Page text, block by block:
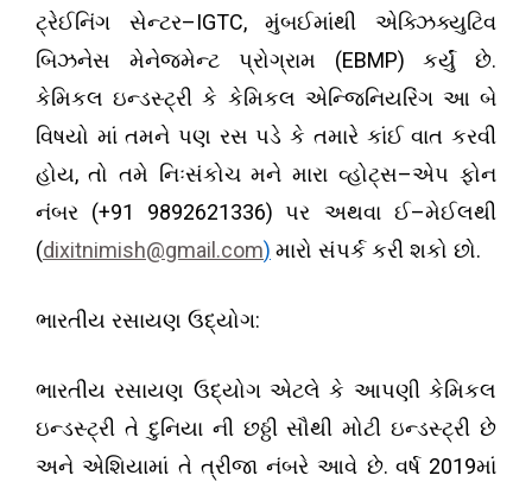
ટ્રેઈનિંગ સેન્ટર–IGTC, મુંબઈમાંથી એક્ઝિક્યુટિવ
બિઝનેસ મેનેજમેન્ટ પ્રોગ્રામ (EBMP) કર્યું છે.
કેમિકલ ઇન્ડસ્ટ્રી કે કેમિકલ એન્જિનિયરિંગ આ બે
વિષયો માં તમને પણ રસ પડે કે તમારે કાંઈ વાત કરવી
હોય, તો તમે નિઃસંકોચ મને મારા વ્હોટ્સ–એપ ફોન
નંબર (+91 9892621336)પર અથવા ઈ–મેઈલથી
(dixitnimish@gmail.com) મારો સંપર્ક કરી શકો છો.
ભારતીય રસાયણ ઉદ્યોગ:
ભારતીય રસાયણ ઉદ્યોગ એટલે કે આપણી કેમિકલ
ઇન્ડસ્ટ્રી તે દુનિયા ની છઠ્ઠી સૌથી મોટી ઇન્ડસ્ટ્રી છે
અને એશિયામાં તે ત્રીજા નંબરે આવે છે. વર્ષ 2019માં